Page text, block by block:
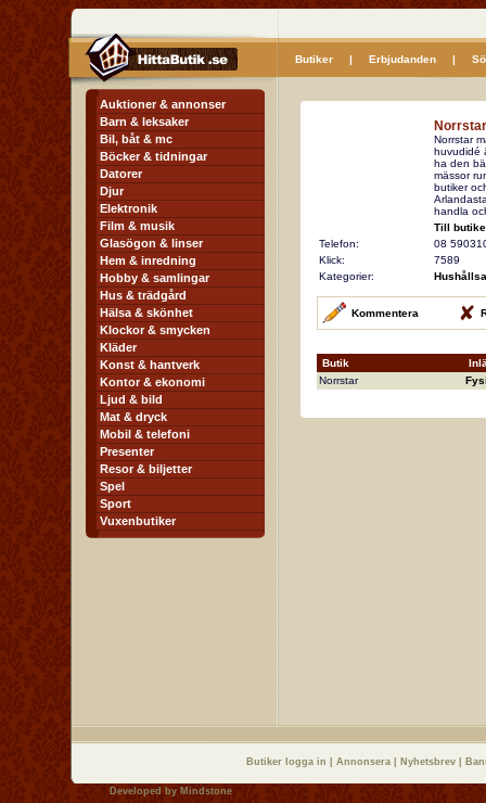
Butiker| Erbjudanden|
Auktioner & annonser
Barn & leksaker
Bil, båt & mc
Böcker & tidningar
Datorer
Djur
Elektronik
Film & musik
Glasögon & linser
Hem & inredning
Hobby & samlingar
Hus & trädgård
Hälsa & skönhet
Klockor & smycken
Kläder
Konst & hantverk
Kontor & ekonomi
Ljud & bild
Mat & dryck
Mobil & telefoni
Presenter
Resor & biljetter
Spel
Sport
Vuxenbutiker
Norrstar
Norrstar
huvudidé
ha den
mässor
butiker
handla
Till
Telefon:
08
Klick:
7589
Kategorier:
Kommentera
Butik
Norrstar
Butiker logga in Annonsera Nyhetsbrev
Developed by Mindstone